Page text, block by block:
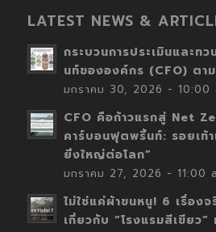
LATEST NEWS &
กระบวนการประเมินและ
นท์ขององค์กร (CFO) ตา
มกราคม 30, 2026 - 10:00
CFO คือก้าวแรกสู่ Net
คาร์บอนฟุตพริ้นท์: รอยเท้
ยิ่งใหญ่ต่อโลก”
มกราคม 27, 2026 - 11:00
ไม่ใช่แค่ผ้าขนหนู! 6 เรื่อง
เกี่ยวกับ “โรงแรมสีเขียว”